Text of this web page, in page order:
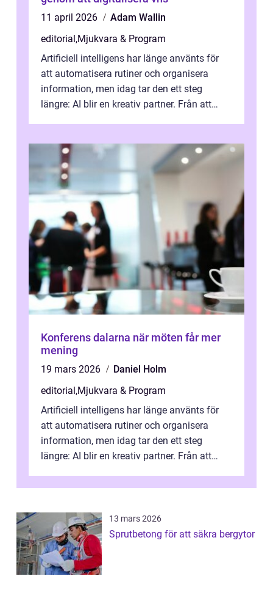
11 april 2026
Adam Wallin
editorial,Mjukvara & Program
Artificiell intelligens har länge använts för
att automatisera rutiner och organisera
information, men idag tar den ett steg
längre: AI blir en kreativ partner. Från att
Konferens dalarna när möten får mer
mening
19 mars 2026
Daniel Holm
editorial,Mjukvara & Program
Artificiell intelligens har länge använts för
att automatisera rutiner och organisera
information, men idag tar den ett steg
längre: AI blir en kreativ partner. Från att
13 mars 2026
Sprutbetong för att säkra bergytor